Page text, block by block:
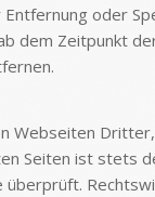
oder
dem Zeitpunkt
Webseiten
Seiten ist stets